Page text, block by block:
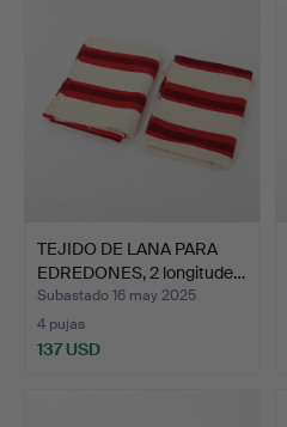
TEJIDO DE LANA PARA
EDREDONES, 2 longitude…
Subastado 16 may 2025
4 pujas
137 USD